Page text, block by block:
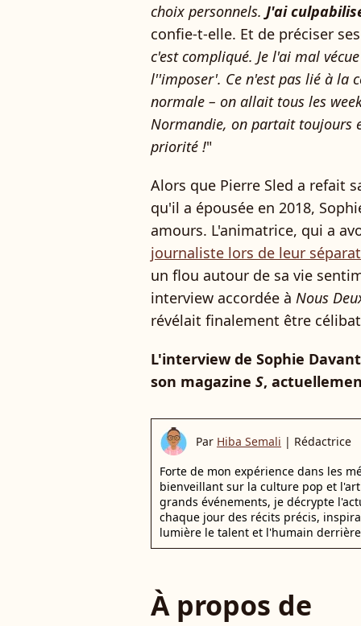
choix personnels. J'ai
confie-t-elle. Et de préciser
c'est compliqué. Je l'ai mal
l''imposer'. Ce n'est pas lié à la
normale – on allait tous les
Normandie, on partait toujours
priorité !"
Alors que Pierre Sled a refait
qu'il a épousée en 2018,
amours. L'animatrice, qui a
journaliste lors de leur
un flou autour de sa vie
interview accordée à Nous
révélait finalement être
L'interview de Sophie
son magazine S,
Par Hiba Semali | Rédactrice
Forte de mon expérience dans les
bienveillant sur la culture pop et
grands événements, je décrypte
chaque jour des récits précis,
lumière le talent et l'humain
À propos de